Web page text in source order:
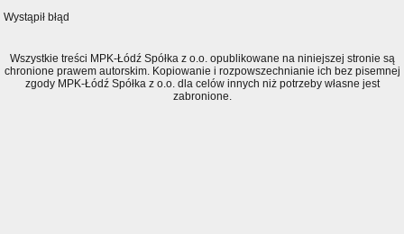
Wystąpił błąd
Wszystkie treści MPK-Łódź Spółka z o.o. opublikowane na niniejszej stronie są
chronione prawem autorskim. Kopiowanie i rozpowszechnianie ich bez pisemnej
zgody MPK-Łódź Spółka z o.o. dla celów innych niż potrzeby własne jest
zabronione.